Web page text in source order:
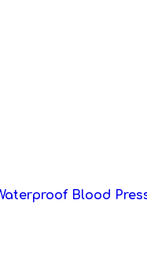
Blood